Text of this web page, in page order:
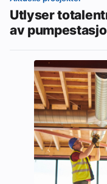
Utlyser
av